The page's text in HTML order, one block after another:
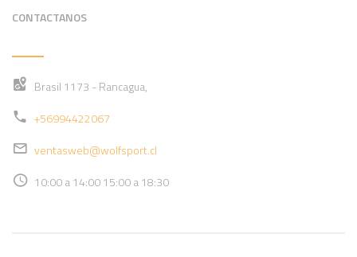
CONTACTANOS
Brasil 1173 - Rancagua,
+56994422067
ventasweb@wolfsport.cl
10:00 a 14:00 15:00 a 18:30